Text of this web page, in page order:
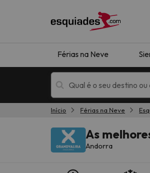
Férias na Neve
Férias na neve
Início Férias na Neve
As
Andorra